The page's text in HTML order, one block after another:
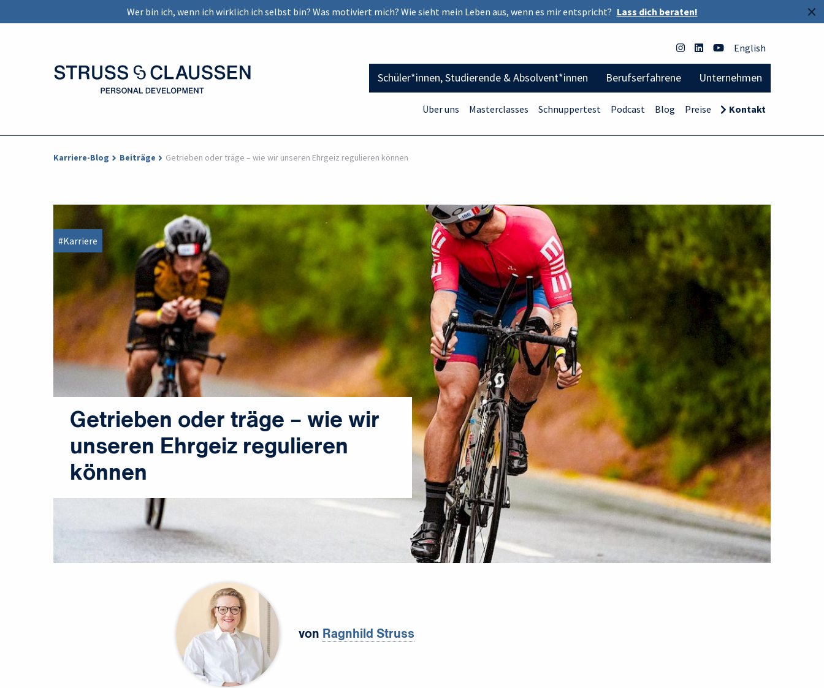
×
Wer bin ich, wenn ich wirklich ich selbst bin? Was motiviert mich? Wie sieht mein Leben aus, wenn es mir entspricht? Lass dich beraten!
English
Schüler*innen, Studierende & Absolvent*innen Berufserfahrene Unternehmen
Über uns Masterclasses Schnuppertest Podcast Blog Preise Kontakt
Karriere-Blog Beiträge Getrieben oder träge – wie wir unseren Ehrgeiz regulieren können
#Karriere
Getrieben oder träge – wie wir
unseren Ehrgeiz regulieren
können
von Ragnhild Struss